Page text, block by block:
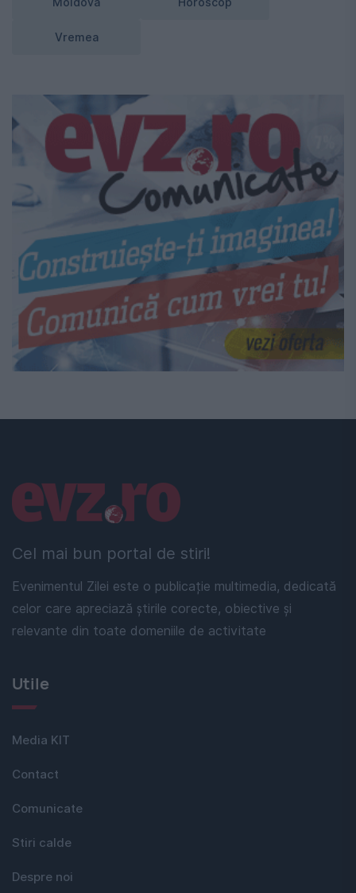
Vremea
Cel mai bun portal de stiri!
Evenimentul Zilei este o publicație multimedia, dedicată
celor care apreciază știrile corecte, obiective și
relevante din toate domeniile de activitate
Linkuri utile
Utile
Media KIT
Contact
Comunicate
Stiri calde
Despre noi